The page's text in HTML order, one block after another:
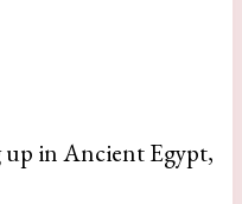
up in Ancient Egypt,